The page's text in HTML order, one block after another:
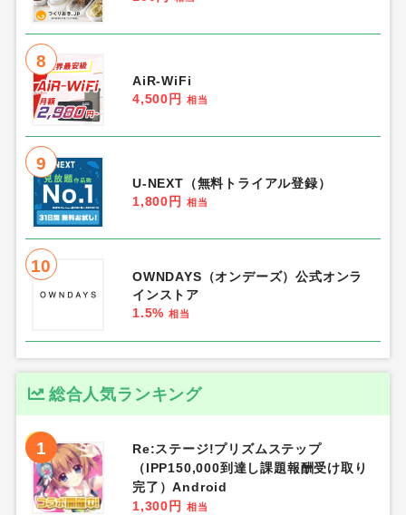
8
AiR-WiFi
4,500円
相当
9
U-NEXT（無料トライアル登録）
1,800円
相当
10
OWNDAYS（オンデーズ）公式オンラ
インストア
1.5% 相当
総合人気ランキング
1
Re:ステージ!プリズムステップ
（IPP150,000到達し課題報酬受け取り
完了）Android
1,300円
相当